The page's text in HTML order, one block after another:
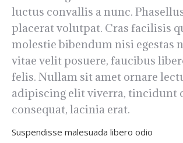
luctus convallis a nunc.
placerat volutpat. Cras facilisis
molestie bibendum nisi egestas
vitae velit posuere, faucibus
felis. Nullam sit amet ornare
adipiscing elit viverra, tincidunt
consequat, lacinia erat.
Suspendisse malesuada libero odio